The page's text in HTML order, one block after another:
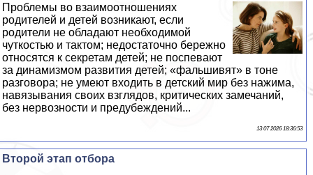
Проблемы во взаимоотношениях
родителей и детей возникают, если
родители не обладают необходимой
чуткостью и тактом; недостаточно бережно
относятся к секретам детей; не поспевают
за динамизмом развития детей; «фальшивят» в тоне
разговора; не умеют входить в детский мир без нажима,
навязывания своих взглядов, критических замечаний,
без нервозности и предубеждений...
13 07 2026 18:36:53
Второй этап отбора